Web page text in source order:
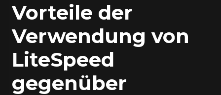
Vorteile der
Verwendung von
LiteSpeed
gegenüber